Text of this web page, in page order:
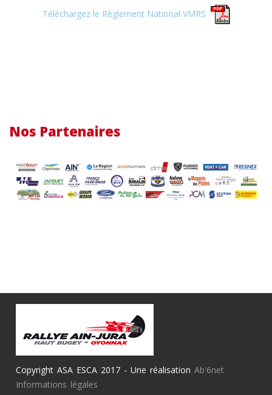
Téléchargez le Règlement National VMRS
Nos Partenaires
Copyright ASA ESCA 2017 - Une réalisation Ab'6net
Informations légales